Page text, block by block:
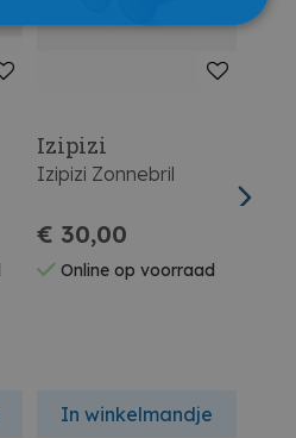
Izipizi
Izipizi Zonnebril
€ 30,00
Online op voorraad
In winkelmandje